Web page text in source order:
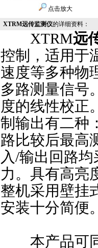
点击放大
XTRM远传监测仪的详细资料：
XTRM远
控制，适用于
速度等多种物
多路测量信号
度的线性校正
制输出有二种
路比较后最高
入/输出回路
力。具有高亮
整机采用壁挂
安装十分简便
本产品可同